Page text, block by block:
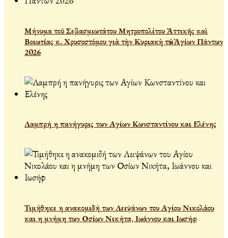
Μήνυμα τοῦ Σεβασμιωτάτου Μητροπολίτου Ἀττικῆς καὶ
Βοιωτίας κ. Χρυσοστόμου γιὰ τὴν Κυριακὴ τῶν Ἁγίων Πάντων
2026
Λαμπρή η πανήγυρις των Αγίων Κωνσταντίνου και Ελένης
Τιμήθηκε η ανακομιδή των Λειψάνων του Αγίου Νικολάου
και η μνήμη των Οσίων Νικήτα, Ιωάννου και Ιωσήφ